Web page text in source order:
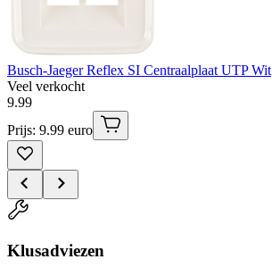
Busch-Jaeger Reflex SI Centraalplaat UTP Wit
Veel verkocht
9.99
Prijs: 9.99 euro
Klusadviezen